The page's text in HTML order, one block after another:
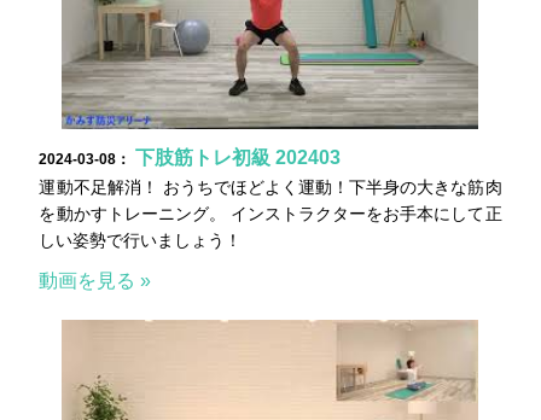
2024-03-08： 下肢筋トレ初級 202403
運動不足解消！ おうちでほどよく運動！下半身の大きな筋肉
を動かすトレーニング。 インストラクターをお手本にして正
しい姿勢で行いましょう！
動画を見る »